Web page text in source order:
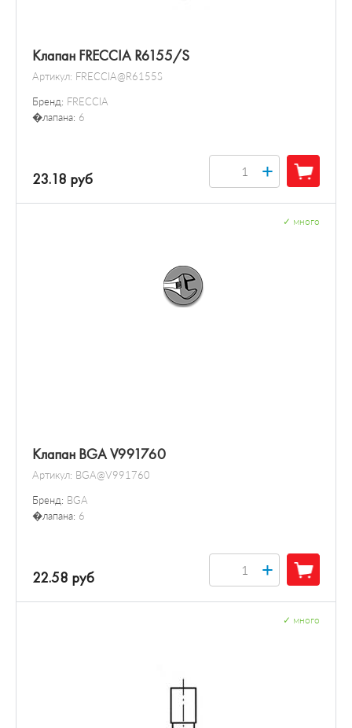
Клапан FRECCIA R6155/S
Артикул: FRECCIA@R6155S
Бренд: FRECCIA
�лапана: 6
23.18 руб +
Клапан BGA V991760
Артикул: BGA@V991760
Бренд: BGA
�лапана: 6
много
22.58 руб +
много